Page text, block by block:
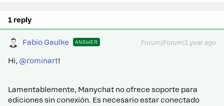
1 reply
Fabio Gaulke ANSWER Forum|Forum|1 year ago
Hi, ​ @rominart!
Lamentablemente, Manychat no ofrece soporte para
ediciones sin conexión. Es necesario estar conectado